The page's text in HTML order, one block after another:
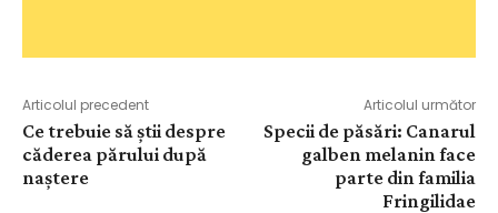
Articolul precedent
Ce trebuie să știi despre
căderea părului după
naștere
Articolul următor
Specii de păsări: Canarul
galben melanin face
parte din familia
Fringilidae